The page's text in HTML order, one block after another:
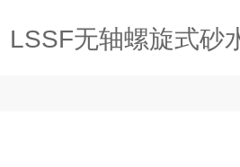
LSSF无轴螺旋式砂